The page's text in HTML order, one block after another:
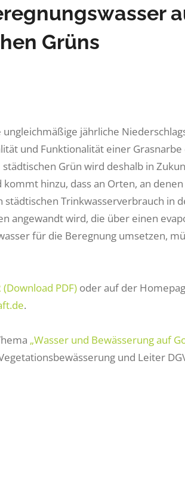
Grüns
jährliche
und Funktionalität einer
Grün wird deshalb in
hinzu, dass an Orten, an
Trinkwasserverbrauch in
angewandt wird, die über einen
für die Beregnung umsetzen,
(Download PDF) oder auf der
.
„Wasser und Bewässerung auf
und Leiter